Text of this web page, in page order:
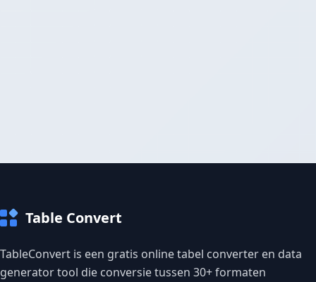
Table Convert
TableConvert is een gratis online tabel converter en data
generator tool die conversie tussen 30+ formaten